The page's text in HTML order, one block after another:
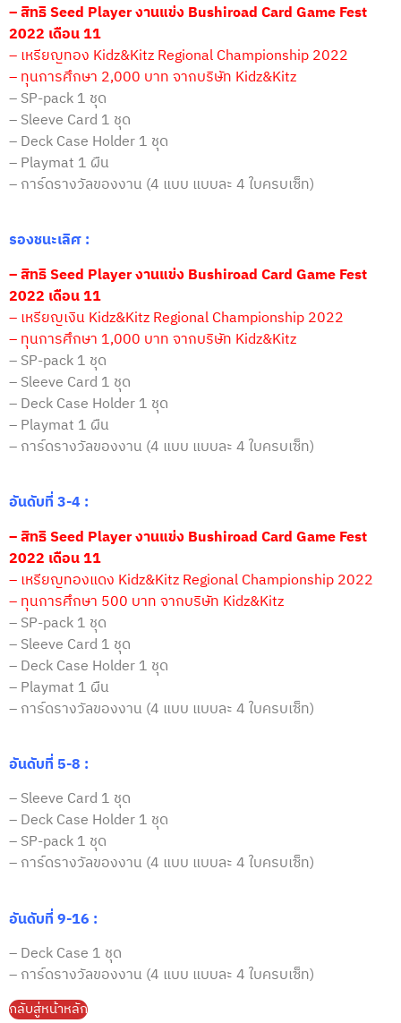
– สิทธิ Seed Player งานแข่ง Bushiroad Card Game Fest
2022 เดือน 11
– เหรียญทอง Kidz&Kitz Regional Championship 2022
– ทุนการศึกษา 2,000 บาท จากบริษัท Kidz&Kitz
– SP-pack 1 ชุด
– Sleeve Card 1 ชุด
– Deck Case Holder 1 ชุด
– Playmat 1 ผืน
– การ์ดรางวัลของงาน (4 แบบ แบบละ 4 ใบครบเซ็ท)
รองชนะเลิศ :
– สิทธิ Seed Player งานแข่ง Bushiroad Card Game Fest
2022 เดือน 11
– เหรียญเงิน Kidz&Kitz Regional Championship 2022
– ทุนการศึกษา 1,000 บาท จากบริษัท Kidz&Kitz
– SP-pack 1 ชุด
– Sleeve Card 1 ชุด
– Deck Case Holder 1 ชุด
– Playmat 1 ผืน
– การ์ดรางวัลของงาน (4 แบบ แบบละ 4 ใบครบเซ็ท)
อันดับที่ 3-4 :
– สิทธิ Seed Player งานแข่ง Bushiroad Card Game Fest
2022 เดือน 11
– เหรียญทองแดง Kidz&Kitz Regional Championship 2022
– ทุนการศึกษา 500 บาท จากบริษัท Kidz&Kitz
– SP-pack 1 ชุด
– Sleeve Card 1 ชุด
– Deck Case Holder 1 ชุด
– Playmat 1 ผืน
– การ์ดรางวัลของงาน (4 แบบ แบบละ 4 ใบครบเซ็ท)
อันดับที่ 5-8 :
– Sleeve Card 1 ชุด
– Deck Case Holder 1 ชุด
– SP-pack 1 ชุด
– การ์ดรางวัลของงาน (4 แบบ แบบละ 4 ใบครบเซ็ท)
อันดับที่ 9-16 :
– Deck Case 1 ชุด
– การ์ดรางวัลของงาน (4 แบบ แบบละ 4 ใบครบเซ็ท)
กลับสู่หน้าหลัก